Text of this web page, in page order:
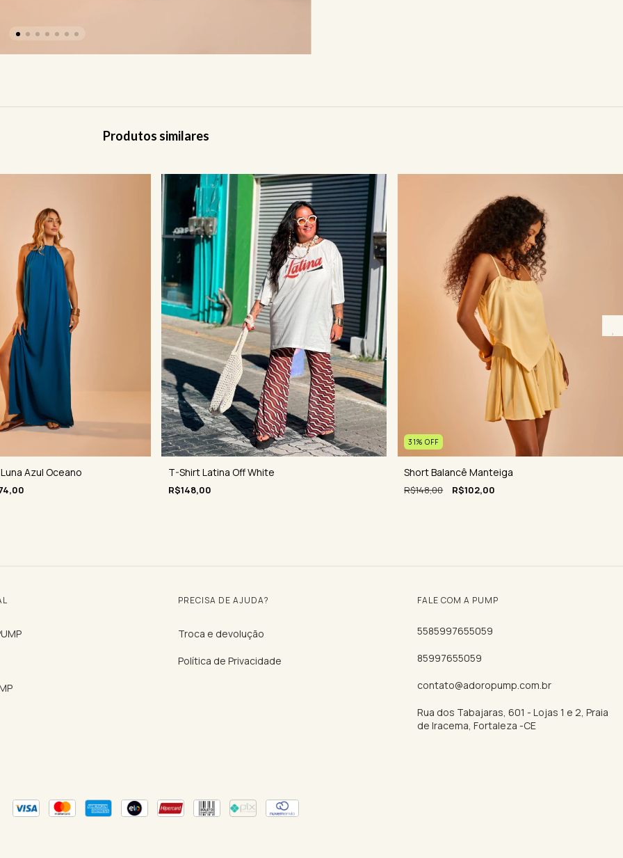
Produtos similares
Azul Oceano T-Shirt Latina Off White
R$148,00
31%OFF
Short Balancê Manteiga
R$148,00 R$102,00
PRECISA DE AJUDA?
Troca e devolução
Política de Privacidade
FALE COM A PUMP
5585997655059
85997655059
contato@adoropump.com.br
Rua dos Tabajaras, 601 - Lojas 1 e 2, Praia
de Iracema, Fortaleza -CE